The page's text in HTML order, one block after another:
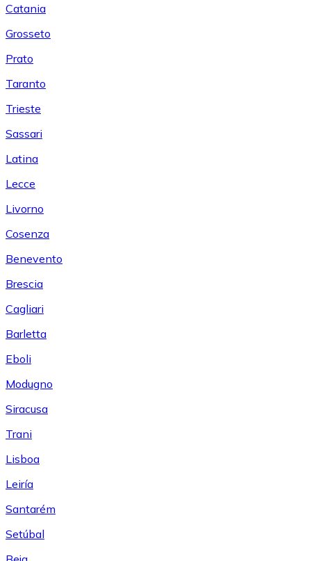
Catania
Grosseto
Prato
Taranto
Trieste
Sassari
Latina
Lecce
Livorno
Cosenza
Benevento
Brescia
Cagliari
Barletta
Eboli
Modugno
Siracusa
Trani
Lisboa
Leiría
Santarém
Setúbal